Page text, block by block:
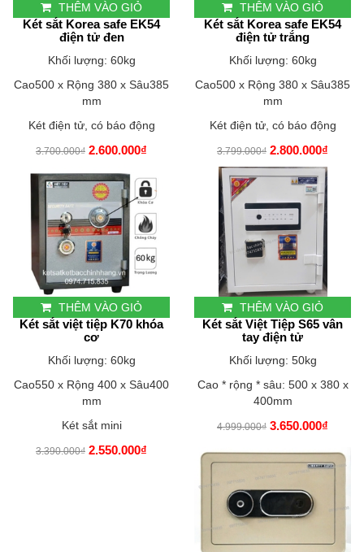
THÊM VÀO GIỎ
Két sắt Korea safe EK54
điện tử đen
Khối lượng: 60kg
Cao500 x Rộng 380 x Sâu385
mm
Két điện tử, có báo động
3.700.000₫ 2.600.000₫
THÊM VÀO GIỎ
Két sắt Korea safe EK54
điện tử trắng
Khối lượng: 60kg
Cao500 x Rộng 380 x Sâu385
mm
Két điện tử, có báo động
3.799.000₫ 2.800.000₫
THÊM VÀO GIỎ
Két sắt việt tiệp K70 khóa
cơ
Khối lượng: 60kg
Cao550 x Rộng 400 x Sâu400
mm
Két sắt mini
3.390.000₫ 2.550.000₫
THÊM VÀO GIỎ
Két sắt Việt Tiệp S65 vân
tay điện tử
Khối lượng: 50kg
Cao * rộng * sâu: 500 x 380 x
400mm
4.999.000₫ 3.650.000₫